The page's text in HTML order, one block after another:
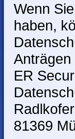
Wenn
haben,
ER
81369